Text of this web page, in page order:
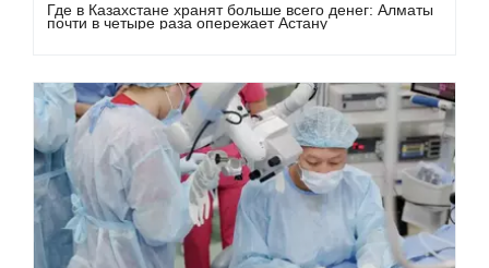
Где в Казахстане хранят больше всего денег: Алматы
почти в четыре раза опережает Астану